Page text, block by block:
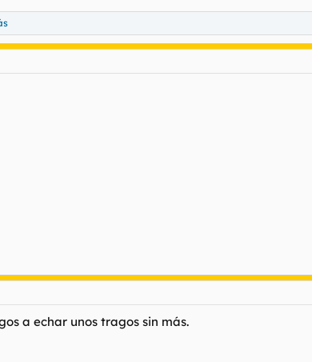
a echar unos tragos sin más.